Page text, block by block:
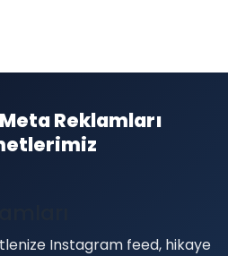
Reklamları
Instagram feed, hikaye